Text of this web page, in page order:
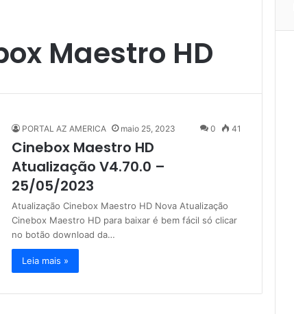
Maestro HD
PORTAL AZ AMERICA maio 25, 2023 0 41
Cinebox Maestro HD
Atualização V4.70.0 –
25/05/2023
Atualização Cinebox Maestro HD Nova Atualização
Cinebox Maestro HD para baixar é bem fácil só clicar
no botão download da…
Leia mais »